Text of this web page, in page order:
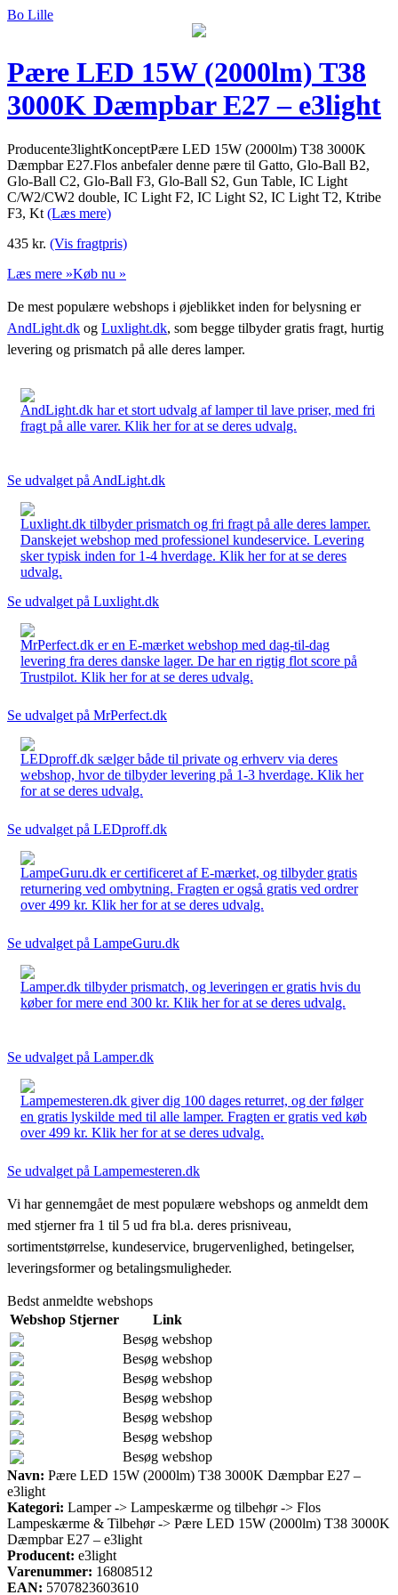
Bo Lille
Pære LED 15W (2000lm) T38
3000K Dæmpbar E27 – e3light
Producente3lightKonceptPære LED 15W (2000lm) T38 3000K
Dæmpbar E27.Flos anbefaler denne pære til Gatto, Glo-Ball B2,
Glo-Ball C2, Glo-Ball F3, Glo-Ball S2, Gun Table, IC Light
C/W2/CW2 double, IC Light F2, IC Light S2, IC Light T2, Ktribe
F3, Kt (Læs mere)
435 kr. (Vis fragtpris)
Læs mere »Køb nu »
De mest populære webshops i øjeblikket inden for belysning er
AndLight.dk og Luxlight.dk, som begge tilbyder gratis fragt, hurtig
levering og prismatch på alle deres lamper.
AndLight.dk har et stort udvalg af lamper til lave priser, med fri
fragt på alle varer. Klik her for at se deres udvalg.
Se udvalget på AndLight.dk
Luxlight.dk tilbyder prismatch og fri fragt på alle deres lamper.
Danskejet webshop med professionel kundeservice. Levering
sker typisk inden for 1-4 hverdage. Klik her for at se deres
udvalg.
Se udvalget på Luxlight.dk
MrPerfect.dk er en E-mærket webshop med dag-til-dag
levering fra deres danske lager. De har en rigtig flot score på
Trustpilot. Klik her for at se deres udvalg.
Se udvalget på MrPerfect.dk
LEDproff.dk sælger både til private og erhverv via deres
webshop, hvor de tilbyder levering på 1-3 hverdage. Klik her
for at se deres udvalg.
Se udvalget på LEDproff.dk
LampeGuru.dk er certificeret af E-mærket, og tilbyder gratis
returnering ved ombytning. Fragten er også gratis ved ordrer
over 499 kr. Klik her for at se deres udvalg.
Se udvalget på LampeGuru.dk
Lamper.dk tilbyder prismatch, og leveringen er gratis hvis du
køber for mere end 300 kr. Klik her for at se deres udvalg.
Se udvalget på Lamper.dk
Lampemesteren.dk giver dig 100 dages returret, og der følger
en gratis lyskilde med til alle lamper. Fragten er gratis ved køb
over 499 kr. Klik her for at se deres udvalg.
Se udvalget på Lampemesteren.dk
Vi har gennemgået de mest populære webshops og anmeldt dem
med stjerner fra 1 til 5 ud fra bl.a. deres prisniveau,
sortimentstørrelse, kundeservice, brugervenlighed, betingelser,
leveringsformer og betalingsmuligheder.
Bedst anmeldte webshops
Webshop Stjerner
Link
Besøg webshop
Besøg webshop
Besøg webshop
Besøg webshop
Besøg webshop
Besøg webshop
Besøg webshop
Navn: Pære LED 15W (2000lm) T38 3000K Dæmpbar E27 –
e3light
Kategori: Lamper -> Lampeskærme og tilbehør -> Flos
Lampeskærme & Tilbehør -> Pære LED 15W (2000lm) T38 3000K
Dæmpbar E27 – e3light
Producent: e3light
Varenummer: 16808512
EAN: 5707823603610